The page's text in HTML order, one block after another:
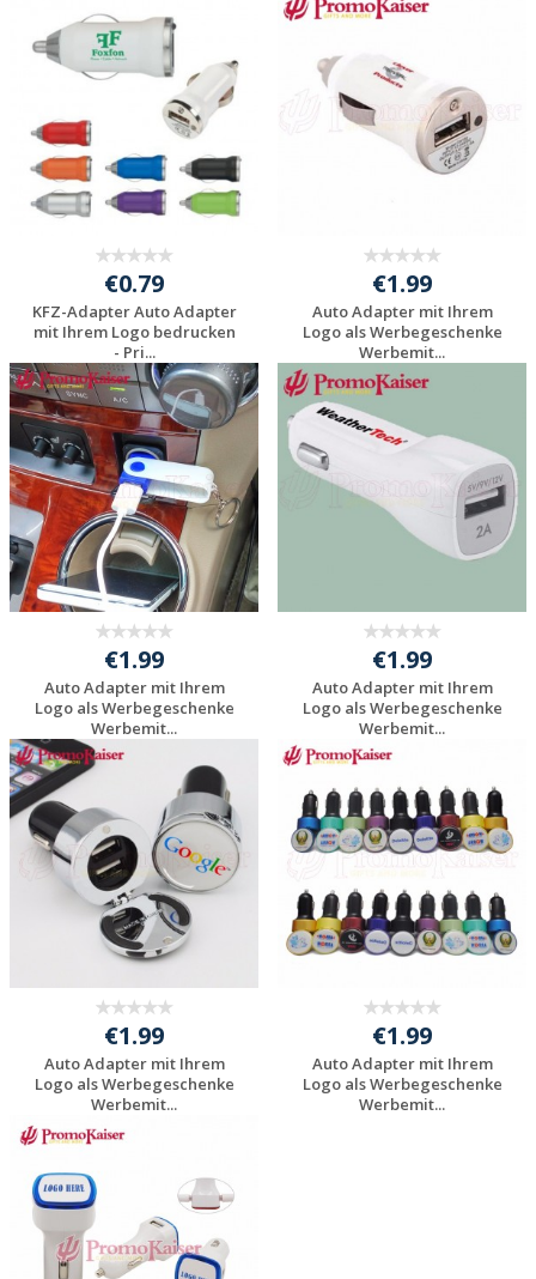
Individuelle
Werbeartikel
anfragen
Individuelle
anfragen
€0.79
KFZ-Adapter Auto Adapter
mit Ihrem Logo bedrucken
- Pri...
Individuelle
Werbeartikel
anfragen
€1.99
Auto Adapter mit Ihrem
Logo als Werbegeschenke
Werbemit...
Individuelle
Werbeartikel
anfragen
€1.99
Auto Adapter mit Ihrem
Logo als Werbegeschenke
Werbemit...
Individuelle
Werbeartikel
anfragen
€1.99
Auto Adapter mit Ihrem
Logo als Werbegeschenke
Werbemit...
Individuelle
Werbeartikel
anfragen
€1.99
Auto Adapter mit Ihrem
Logo als Werbegeschenke
Werbemit...
Individuelle
anfragen
€1.99
Auto Adapter mit Ihrem
Logo als Werbegeschenke
Werbemit...